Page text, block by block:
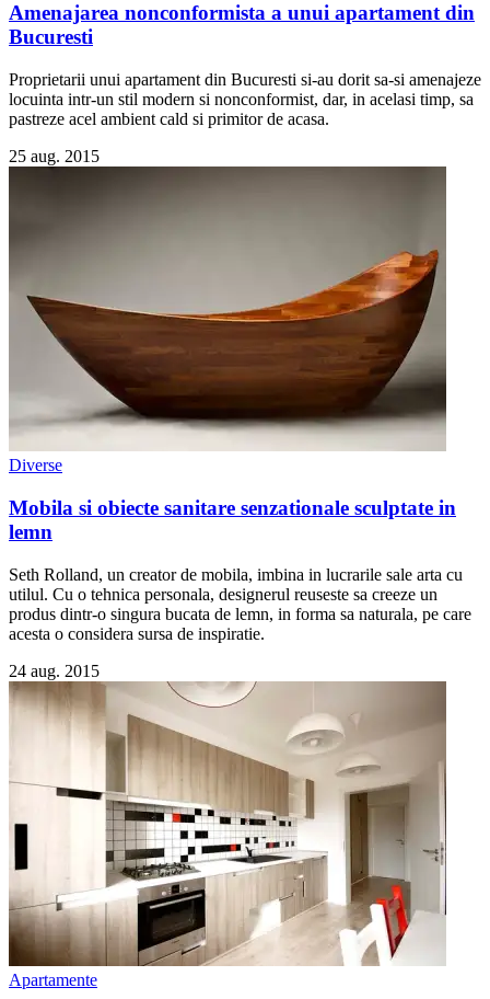
Amenajarea nonconformista a unui apartament din
Bucuresti
Proprietarii unui apartament din Bucuresti si-au dorit sa-si amenajeze
locuinta intr-un stil modern si nonconformist, dar, in acelasi timp, sa
pastreze acel ambient cald si primitor de acasa.
25 aug. 2015
Diverse
Mobila si obiecte sanitare senzationale sculptate in
lemn
Seth Rolland, un creator de mobila, imbina in lucrarile sale arta cu
utilul. Cu o tehnica personala, designerul reuseste sa creeze un
produs dintr-o singura bucata de lemn, in forma sa naturala, pe care
acesta o considera sursa de inspiratie.
24 aug. 2015
Apartamente